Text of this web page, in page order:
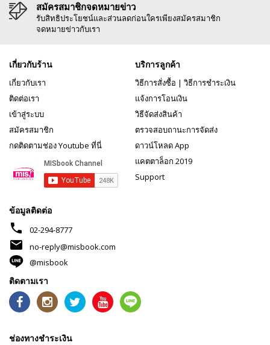
สมัครสมาชิกจดหมายข่าว
รับสิทธิประโยชน์และส่วนลดก่อนใครเพียงสมัครสมาชิก
จดหมายข่าวกับเรา
เกี่ยวกับร้าน
เกี่ยวกับเรา
ติดต่อเรา
เข้าสู่ระบบ
สมัครสมาชิก
กดติดตามช่อง Youtube ที่นี่
บริการลูกค้า
วิธีการสั่งซื้อ | วิธีการชำระเงิน
แจ้งการโอนเงิน
วิธีจัดส่งสินค้า
ตรวจสอบถานะการจัดส่ง
ดาวน์โหลด App
แคตตาล็อก 2019
Support
ข้อมูลติดต่อ
phone 02-294-8777
mail
no-reply@misbook.com
@misbook
ติดตามเรา
ช่องทางชำระเงิน